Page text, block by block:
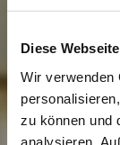
Diese
Wir verwenden
zu können und
analysieren.